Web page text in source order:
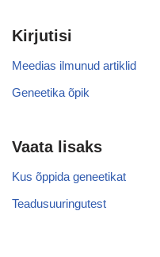
Kirjutisi
Meedias ilmunud artiklid
Geneetika õpik
Vaata lisaks
Kus õppida geneetikat
Teadusuuringutest